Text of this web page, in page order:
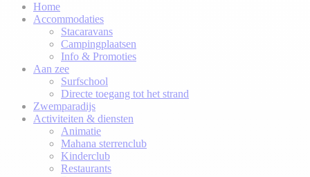
Home
Accommodaties
Stacaravans
Campingplaatsen
Info & Promoties
Aan zee
Surfschool
Directe toegang tot het strand
Zwemparadijs
Activiteiten & diensten
Animatie
Mahana sterrenclub
Kinderclub
Restaurants